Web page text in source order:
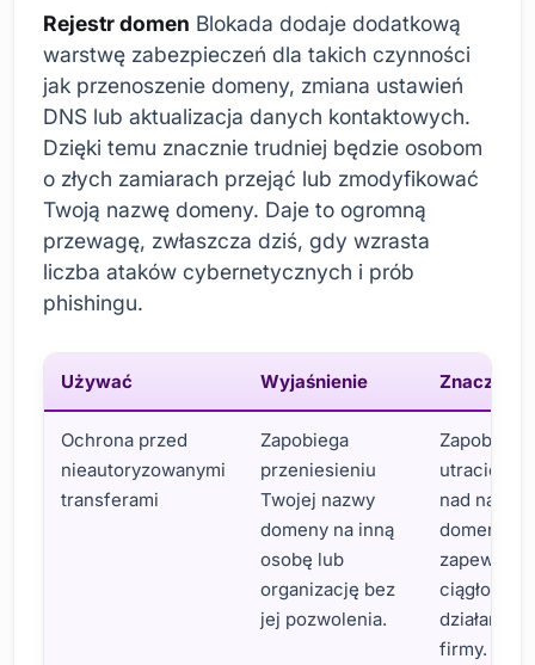
Rejestr domen Blokada dodaje dodatkową
warstwę zabezpieczeń dla takich czynności
jak przenoszenie domeny, zmiana ustawień
DNS lub aktualizacja danych kontaktowych.
Dzięki temu znacznie trudniej będzie osobom
o złych zamiarach przejąć lub zmodyfikować
Twoją nazwę domeny. Daje to ogromną
przewagę, zwłaszcza dziś, gdy wzrasta
liczba ataków cybernetycznych i prób
phishingu.
Używać Wyjaśnienie Znaczenie
Ochrona przed
nieautoryzowanymi
transferami
Zapobiega
przeniesieniu
Twojej nazwy
domeny na inną
osobę lub
organizację bez
jej pozwolenia.
Zapobiega
utracie
nad nazwą
domeny i
zapewnia
ciągłość
działania
firmy.